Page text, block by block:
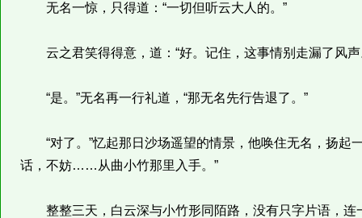
无名一惊，只得道：“一切但听云大人的。”
云之君笑得得意，道：“好。记住，这事情别走漏了风声
“是。”无名再一行礼道，“那无名先行告退了。”
“对了。”忆起那日沙场遥望的情景，他唤住无名，扬起
话，不妨……从曲小竹那里入手。”
整整三天，白云深与小竹形同陌路，没有只字片语，连